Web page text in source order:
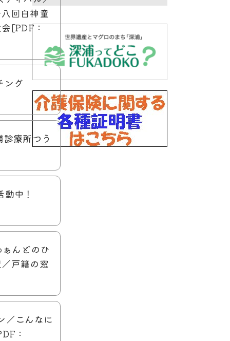
回白神童
会[PDF：
ング
療所つう
中！
んどのひ
戸籍の窓
／こんなに
：